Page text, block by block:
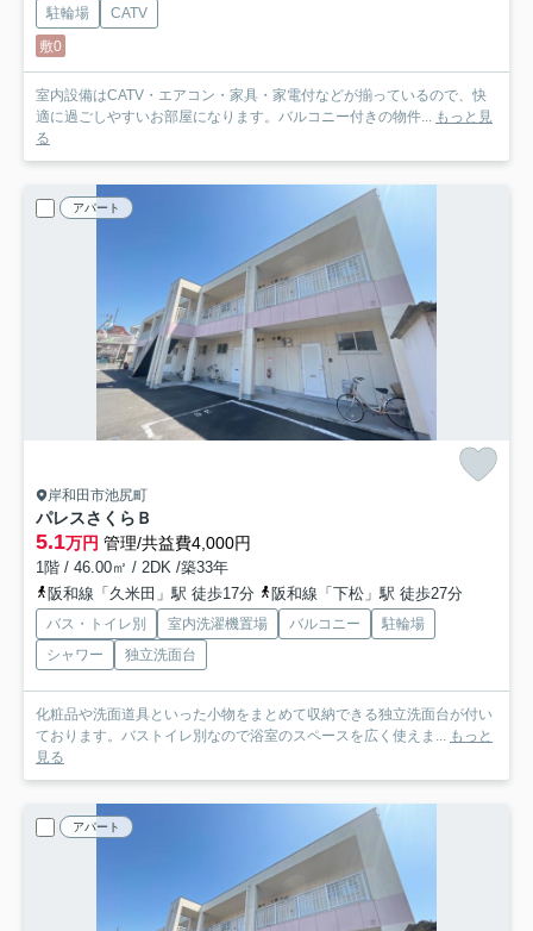
駐輪場
CATV
敷0
室内設備はCATV・エアコン・家具・家電付などが揃っているので、快
適に過ごしやすいお部屋になります。バルコニー付きの物件... もっと見
る
アパート
岸和田市池尻町
パレスさくらＢ
5.1万円 管理/共益費4,000円
1階 / 46.00㎡ / 2DK /築33年
阪和線「久米田」駅 徒歩17分
阪和線「下松」駅 徒歩27分
バス・トイレ別 室内洗濯機置場 バルコニー
駐輪場
シャワー
独立洗面台
化粧品や洗面道具といった小物をまとめて収納できる独立洗面台が付い
ております。バストイレ別なので浴室のスペースを広く使えま... もっと
見る
アパート